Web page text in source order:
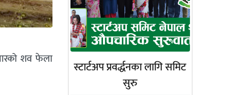
शव फेला
स्टार्टअप प्रवर्द्धनका लागि समिट
सुरु